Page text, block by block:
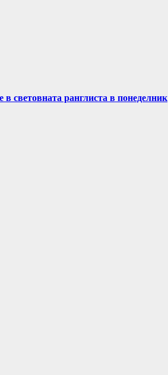
световната ранглиста в понеделник